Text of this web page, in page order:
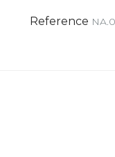
Reference